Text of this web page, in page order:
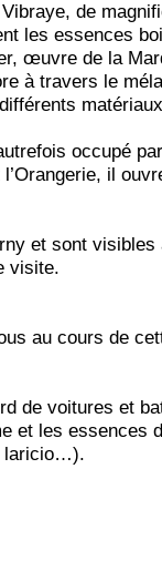
de
les essences
œuvre de la
à travers le
occupé
il
et sont visibles
visite.
au cours de
de voitures et
et les essences
laricio…).